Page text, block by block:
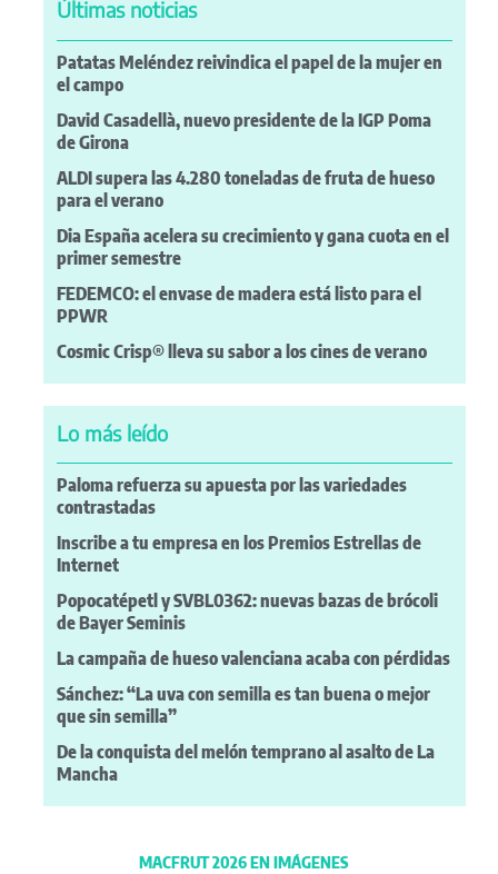
Últimas noticias
Patatas Meléndez reivindica el papel de la mujer en
el campo
David Casadellà, nuevo presidente de la IGP Poma
de Girona
ALDI supera las 4.280 toneladas de fruta de hueso
para el verano
Dia España acelera su crecimiento y gana cuota en el
primer semestre
FEDEMCO: el envase de madera está listo para el
PPWR
Cosmic Crisp® lleva su sabor a los cines de verano
Lo más leído
Paloma refuerza su apuesta por las variedades
contrastadas
Inscribe a tu empresa en los Premios Estrellas de
Internet
Popocatépetl y SVBL0362: nuevas bazas de brócoli
de Bayer Seminis
La campaña de hueso valenciana acaba con pérdidas
Sánchez: “La uva con semilla es tan buena o mejor
que sin semilla”
De la conquista del melón temprano al asalto de La
Mancha
MACFRUT 2026 EN IMÁGENES